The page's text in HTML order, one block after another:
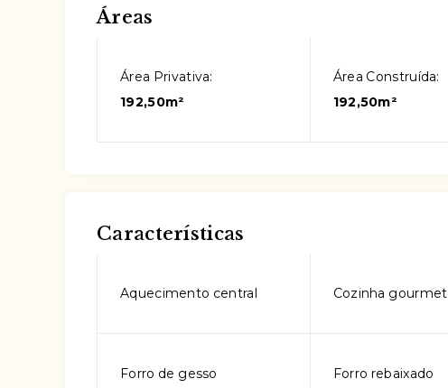
Áreas
Área Privativa:
192,50m²
Área Construída:
192,50m²
Características
Aquecimento central Cozinha gourmet
Forro de gesso Forro rebaixado